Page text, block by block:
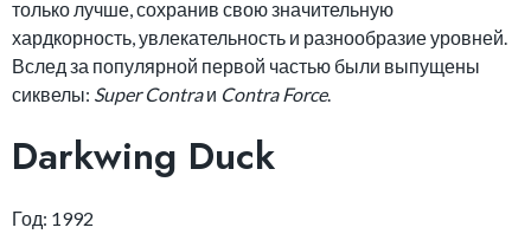
только лучше, сохранив свою значительную
хардкорность, увлекательность и разнообразие уровней.
Вслед за популярной первой частью были выпущены
сиквелы: Super Contraи Contra Force.
Darkwing Duck
Год: 1992